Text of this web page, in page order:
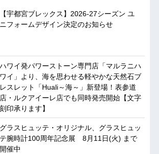
【宇都宮ブレックス】2026-27シーズン ユ
ニフォームデザイン決定のお知らせ
ハワイ発パワーストーン専門店「マルラニハ
ワイ」より、海を思わせる軽やかな天然石ブ
レスレット「Huali～海～」新登場！表参道
店・ルクアイーレ店でも同時発売開始【文字
刻印承ります】
グラスヒュッテ・オリジナル、グラスヒュッ
テ腕時計100周年記念展 8月11日(火) まで
開催中